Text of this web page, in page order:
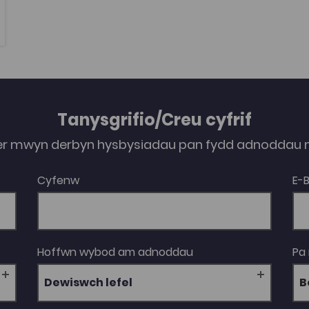
Tanysgrifio/Creu cyfrif
mwyn derbyn hysbysiadau pan fydd adnoddau
Cyfenw E-
Hoffwn wybod am adnoddau
Dewiswch lefel